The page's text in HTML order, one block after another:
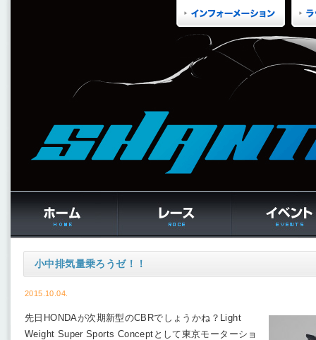
小中排気量乗ろうゼ！！
2015.10.04.
先日HONDAが次期新型のCBRでしょうかね？Light
Weight Super Sports Conceptとして東京モーターショ